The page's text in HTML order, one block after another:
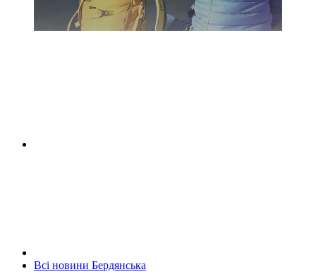
Всі новини Бердянська